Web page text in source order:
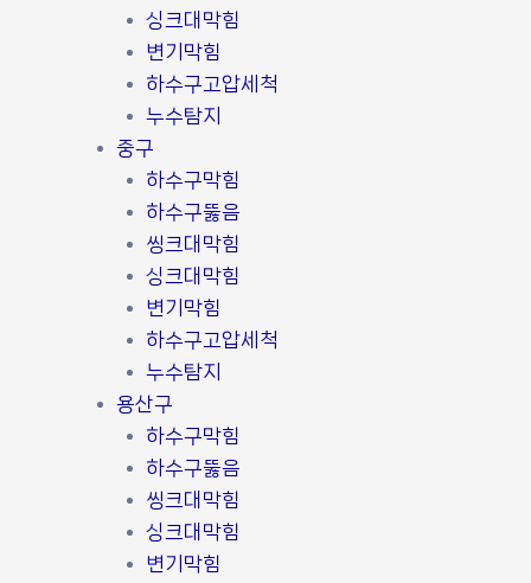
싱크대막힘
변기막힘
하수구고압세척
누수탐지
중구
하수구막힘
하수구뚫음
씽크대막힘
싱크대막힘
변기막힘
하수구고압세척
누수탐지
용산구
하수구막힘
하수구뚫음
씽크대막힘
싱크대막힘
변기막힘